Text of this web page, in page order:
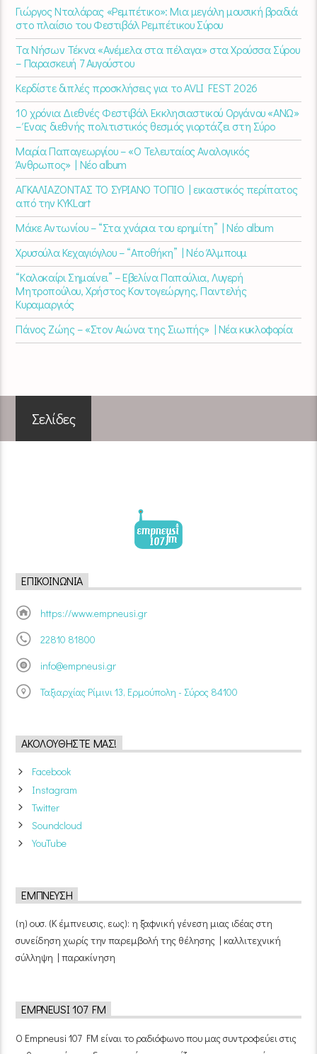
Γιώργος Νταλάρας «Ρεμπέτικο»: Μια μεγάλη μουσική βραδιά
στο πλαίσιο του Φεστιβάλ Ρεμπέτικου Σύρου
Τα Νήσων Τέκνα «Ανέμελα στα πέλαγα» στα Χρούσσα Σύρου
– Παρασκευή 7 Αυγούστου
Κερδίστε διπλές προσκλήσεις για το AVLI FEST 2026
10 χρόνια Διεθνές Φεστιβάλ Εκκλησιαστικού Οργάνου «ΑΝΩ»
– Ένας διεθνής πολιτιστικός θεσμός γιορτάζει στη Σύρο​
Μαρία Παπαγεωργίου – «Ο Τελευταίος Αναλογικός
Άνθρωπος» | Νέο album
ΑΓΚΑΛΙΑΖΟΝΤΑΣ ΤΟ ΣΥΡΙΑΝΟ ΤΟΠΙΟ | εικαστικός περίπατος
από την KYKLart
Μάκε Αντωνίου – “Στα χνάρια του ερημίτη” | Νέο album
Χρυσούλα Κεχαγιόγλου – “Αποθήκη” | Νέο Άλμπουμ
“Καλοκαίρι Σημαίνει” – Εβελίνα Παπούλια, Λυγερή
Μητροπούλου, Χρήστος Κοντογεώργης, Παντελής
Κυραμαργιός
Πάνος Ζώης – «Στον Αιώνα της Σιωπής» | Νέα κυκλοφορία
Σελίδες
ΕΠΙΚΟΙΝΩΝΊΑ
https://www.empneusi.gr
22810 81800
info@empneusi.gr
Ταξιαρχίας Ρίμινι 13, Ερμούπολη - Σύρος 84100
ΑΚΟΛΟΥΘΉΣΤΕ ΜΑΣ!
Facebook
Instagram
Twitter
Soundcloud
YouTube
ΈΜΠΝΕΥΣΗ
(η) ουσ. (Κ έμπνευσις, εως): η ξαφνική γένεση μιας ιδέας στη
συνείδηση χωρίς την παρεμβολή της θέλησης | καλλιτεχνική
σύλληψη | παρακίνηση
EMPNEUSI 107 FM
Ο Empneusi 107 FM είναι το ραδιόφωνο που μας συντροφεύει στις